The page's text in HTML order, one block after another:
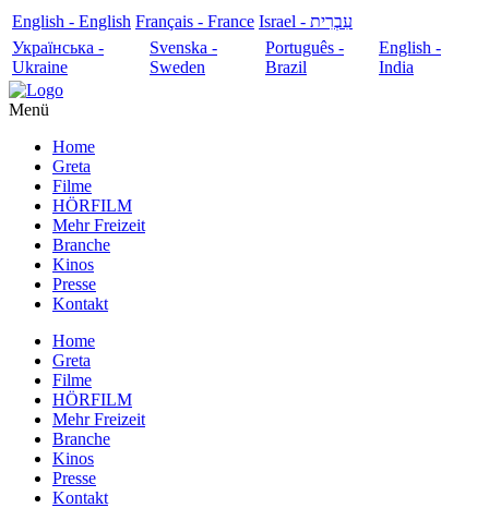
English - English Français - France
עִבְרִית - Israel
Українська -
Ukraine
Svenska -
Sweden
Português -
Brazil
English -
India
Menü
Home
Greta
Filme
HÖRFILM
Mehr Freizeit
Branche
Kinos
Presse
Kontakt
Home
Greta
Filme
HÖRFILM
Mehr Freizeit
Branche
Kinos
Presse
Kontakt